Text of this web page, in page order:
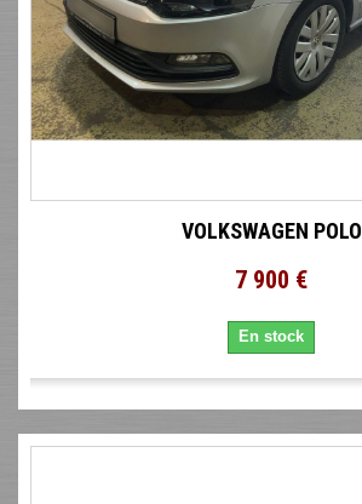
VOLKSWAGEN POLO
7 900 €
En stock